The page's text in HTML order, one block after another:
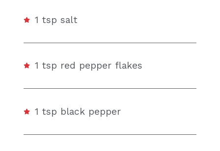
1 tsp salt
1 tsp red pepper flakes
1 tsp black pepper